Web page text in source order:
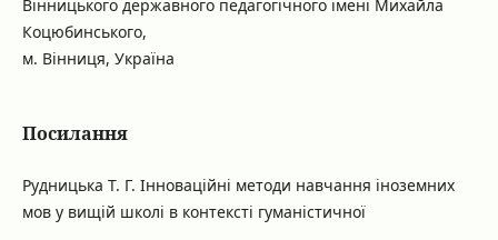
Вінницького державного педагогічного імені Михайла
Коцюбинського,
м. Вінниця, Україна
Посилання
Рудницька Т. Г. Інноваційні методи навчання іноземних
мов у вищій школі в контексті гуманістичної